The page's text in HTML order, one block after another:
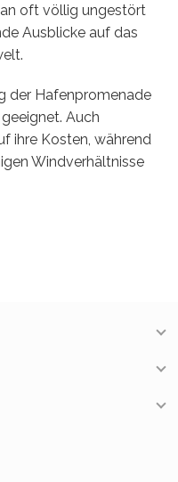
oft völlig ungestört
Ausblicke auf das
der Hafenpromenade
Auch
ihre Kosten, während
Windverhältnisse